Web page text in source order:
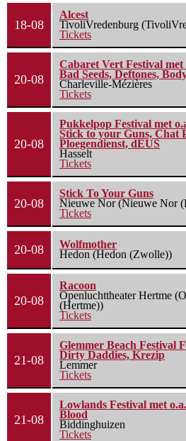
18-08
Alcest
TivoliVredenburg
Tickets
20-08
Cabaret Vert Festival
Bad Seeds, Deftones,
Charleville-Mézières
Tickets
20-08
Pukkelpop Festival met
Stick to your Guns, Chat
Ploegendienst, dEUS
Hasselt
Tickets
20-08
Stick To Your Guns
Nieuwe Nor (Nieuwe Nor
Tickets
20-08
Wolfmother
Hedon (Hedon (Zwolle))
20-08
Racoon
Openluchttheater Hertme
(Hertme))
Tickets
21-08
Glemmer Beach Festival
Dirty Daddies, Krezip
Lemmer
Tickets
21-08
Lowlands Festival met
Blood
Biddinghuizen
Tickets